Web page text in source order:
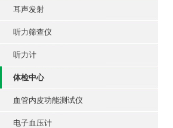
耳声发射
听力筛查仪
听力计
体检中心
血管内皮功能测试仪
电子血压计